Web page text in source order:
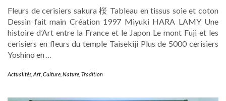
Fleurs de cerisiers sakura 桜 Tableau en tissus soie et coton
Dessin fait main Création 1997 Miyuki HARA LAMY Une
histoire d’Art entre la France et le Japon Le mont Fuji et les
cerisiers en fleurs du temple Taisekiji Plus de 5000 cerisiers
Yoshino en …
Actualités Art Culture Nature Tradition